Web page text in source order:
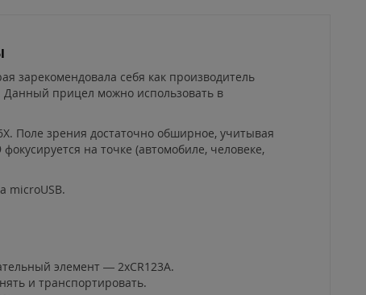
зарекомендовала себя как производитель
Данный прицел можно использовать в
Поле зрения достаточно обширное, учитывая
на точке (автомобиле, человеке,
microUSB.
элемент — 2xCR123A.
и транспортировать.